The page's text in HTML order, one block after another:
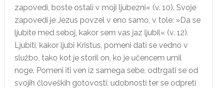
zapovedi, boste ostali v moji ljubezni« (v. 10). Svoje
zapovedi je Jezus povzel v eno samo, v tole: »Da se
ljubite med seboj, kakor sem vas jaz ljubil« (v. 12).
Ljubiti, kakor ljubi Kristus, pomeni dati se vedno v
službo, tako kot je storil on, ko je učencem umil
noge. Pomeni iti ven iz samega sebe, odtrgati se od
svojih človeških gotovosti, udobnosti ter se odpreti